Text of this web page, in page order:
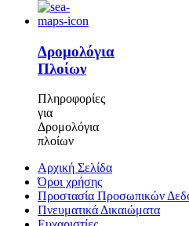
Δρομολόγια
Πλοίων
Πληροφορίες
για
Δρομολόγια
πλοίων
Αρχική Σελίδα
Όροι χρήσης
Προστασία Προσωπικών
Πνευματικά Δικαιώματα